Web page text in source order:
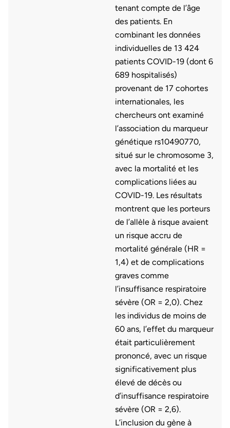
tenant compte de l’âge
des patients. En
combinant les données
individuelles de 13 424
patients COVID-19 (dont 6
689 hospitalisés)
provenant de 17 cohortes
internationales, les
chercheurs ont examiné
l’association du marqueur
génétique rs10490770,
situé sur le chromosome 3,
avec la mortalité et les
complications liées au
COVID-19. Les résultats
montrent que les porteurs
de l’allèle à risque avaient
un risque accru de
mortalité générale (HR =
1,4) et de complications
graves comme
l’insuffisance respiratoire
sévère (OR = 2,0). Chez
les individus de moins de
60 ans, l’effet du marqueur
était particulièrement
prononcé, avec un risque
significativement plus
élevé de décès ou
d’insuffisance respiratoire
sévère (OR = 2,6).
L’inclusion du gène à